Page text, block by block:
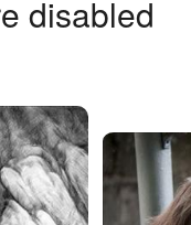
disabled